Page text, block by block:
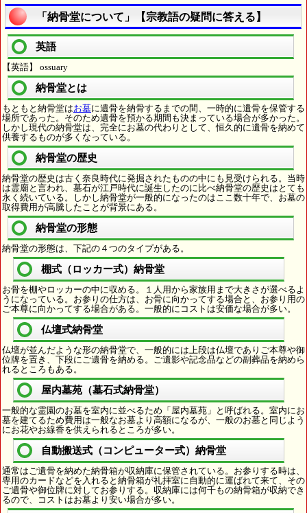
「納骨堂について」【宗教語の疑問に答える】
英語
【英語】 ossuary
納骨堂とは
もともと納骨堂はお墓に遺骨を納骨するまでの間、一時的に遺骨を保管する
場所であった。そのため遺骨を預かる期間も決まっている場合が多かった。
しかし現代の納骨堂は、完全にお墓の代わりとして、恒久的に遺骨を納めて
供養するものが多くなっている。
納骨堂の歴史
納骨堂の歴史は古く奈良時代に発掘されたものの中にも見受けられる。当時
は霊廟と言われ、墓石が江戸時代に誕生したのに比べ納骨堂の歴史はとても
永く続いている。しかし納骨堂が一般的になったのはここ数十年で、お墓の
取得費用が高騰したことが背景にある。
納骨堂の形態
納骨堂の形態は、下記の４つのタイプがある。
棚式（ロッカー式）納骨堂
お骨を棚やロッカーの中に収める。１人用から家族用まで大きさが選べるよ
うになっている。お参りの仕方は、お骨に向かってする場合と、お参り用の
ご本尊に向かってする場合がある。一般的にコストは安価な場合が多い。
仏壇式納骨堂
仏壇が並んだような形の納骨堂で、一般的には上段は仏壇でありご本尊や御
位牌を置き、下段にご遺骨を納める。ご遺影や記念品などの副葬品を納めら
れるところもある。
屋内墓苑（墓石式納骨堂）
一般的な霊園のお墓を室内に並べるため「屋内墓苑」と呼ばれる。室内にお
墓を建てるため費用は一般なお墓より高額になるが、一般のお墓と同じよう
にお花やお線香を供えられるところが多い。
自動搬送式（コンピューター式）納骨堂
通常はご遺骨を納めた納骨箱が収納庫に保管されている。お参りする時は、
専用のカードなどを入れると納骨箱が礼拝室に自動的に運ばれて来て、その
ご遺骨や御位牌に対してお参りする。収納庫には何千もの納骨箱が収納でき
るので、コストはお墓より安い場合が多い。